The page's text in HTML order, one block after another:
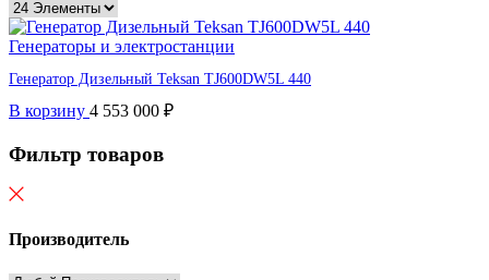
Генераторы и электростанции
Генератор Дизельный Teksan TJ600DW5L 440
В корзину 4 553 000 ₽
Фильтр товаров
Производитель